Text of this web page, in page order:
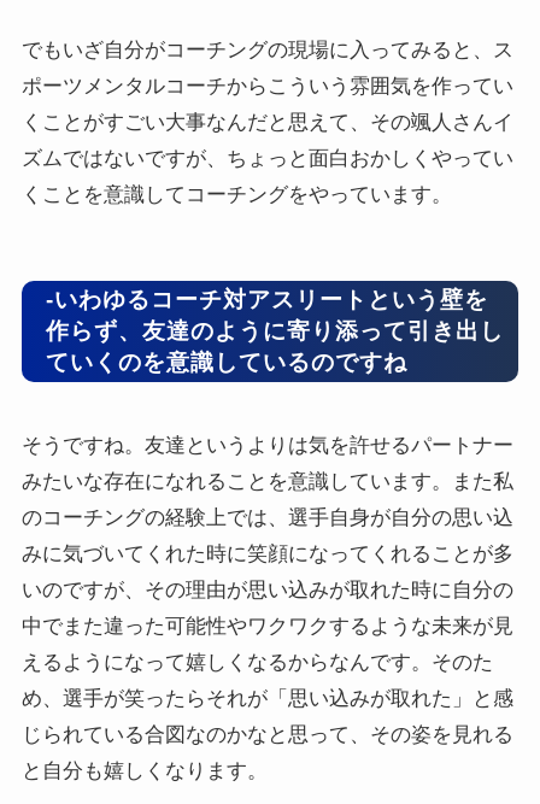
でもいざ自分がコーチングの現場に入ってみると、ス
ポーツメンタルコーチからこういう雰囲気を作ってい
くことがすごい大事なんだと思えて、その颯人さんイ
ズムではないですが、ちょっと面白おかしくやってい
くことを意識してコーチングをやっています。
-いわゆるコーチ対アスリートという壁を
作らず、友達のように寄り添って引き出し
ていくのを意識しているのですね
そうですね。友達というよりは気を許せるパートナー
みたいな存在になれることを意識しています。また私
のコーチングの経験上では、選手自身が自分の思い込
みに気づいてくれた時に笑顔になってくれることが多
いのですが、その理由が思い込みが取れた時に自分の
中でまた違った可能性やワクワクするような未来が見
えるようになって嬉しくなるからなんです。そのた
め、選手が笑ったらそれが「思い込みが取れた」と感
じられている合図なのかなと思って、その姿を見れる
と自分も嬉しくなります。